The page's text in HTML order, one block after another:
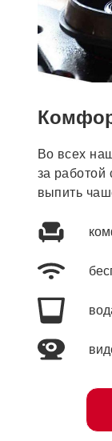
Во всех
за работой
выпить